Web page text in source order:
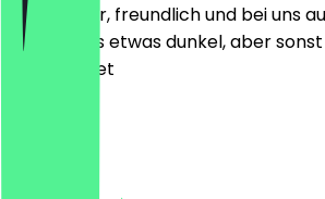
Sehr lecker, freundlich und bei uns
Innen ist es etwas dunkel, aber
eingerichtet